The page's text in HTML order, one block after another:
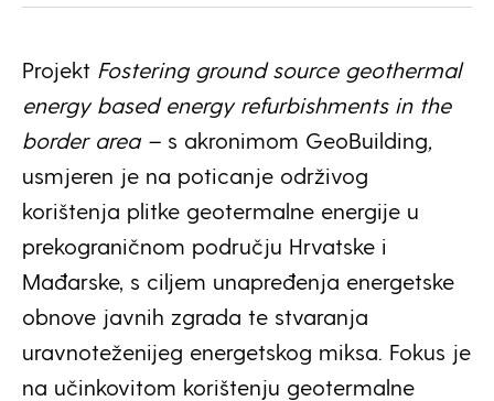
Projekt Fostering ground source geothermal
energy based energy refurbishments in the
border area – s akronimom GeoBuilding,
usmjeren je na poticanje održivog
korištenja plitke geotermalne energije u
prekograničnom području Hrvatske i
Mađarske, s ciljem unapređenja energetske
obnove javnih zgrada te stvaranja
uravnoteženijeg energetskog miksa. Fokus je
na učinkovitom korištenju geotermalne